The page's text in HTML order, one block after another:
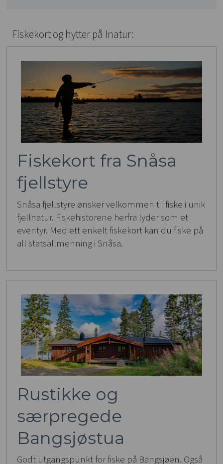
Fiskekort og hytter på Inatur:
Fiskekort fra Snåsa
fjellstyre
Snåsa fjellstyre ønsker velkommen til fiske i unik
fjellnatur. Fiskehistorene herfra lyder som et
eventyr. Med ett enkelt fiskekort kan du fiske på
all statsallmenning i Snåsa.
Rustikke og
særpregede
Bangsjøstua
Godt utgangspunkt for fiske på Bangsjøen. Også